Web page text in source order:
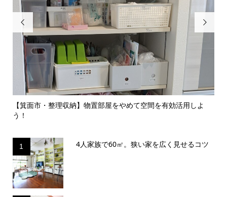

【箕面市・整理収納】物置部屋をやめて空間を有効活用しよ
う！

1 4人家族で60㎡。狭い家を広く見せるコツ